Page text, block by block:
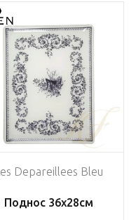
Les Depareillees Bleu
Поднос 36х28см